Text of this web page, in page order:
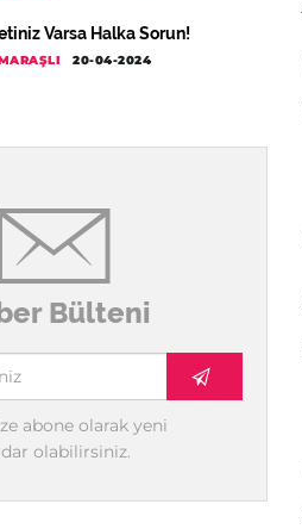
Varsa Halka Sorun!
20-04-2024
Bülteni
abone olarak yeni
olabilirsiniz.